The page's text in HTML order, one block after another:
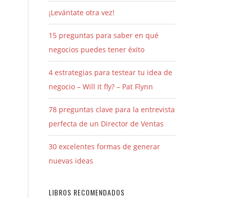
¡Levántate otra vez!
15 preguntas para saber en qué
negocios puedes tener éxito
4 estrategias para testear tu idea de
negocio – Will it fly? – Pat Flynn
78 preguntas clave para la entrevista
perfecta de un Director de Ventas
30 excelentes formas de generar
nuevas ideas
LIBROS RECOMENDADOS